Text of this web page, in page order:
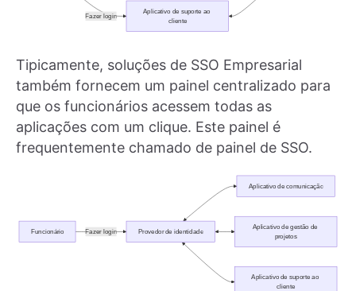
Tipicamente, soluções de SSO Empresarial
também fornecem um painel centralizado para
que os funcionários acessem todas as
aplicações com um clique. Este painel é
frequentemente chamado de painel de SSO.